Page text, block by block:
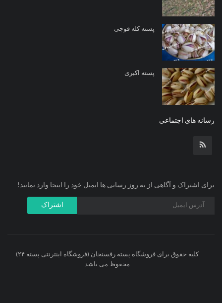
پسته کله قوچی
پسته اکبری
رسانه های اجتماعی
برای اشتراک و آگاهی از به روز رسانی ها ایمیل خود را اینجا وارد نمایید!
اشتراک
کلیه حقوق برای فروشگاه پسته رفسنجان (فروشگاه اینترنتی پسته ۲۴)
محفوظ می باشد